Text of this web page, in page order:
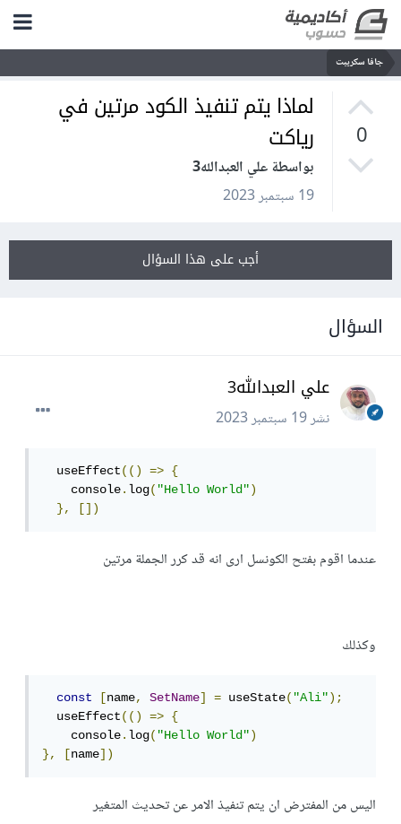
جافا سكريبت
0
لماذا يتم تنفيذ الكود مرتين في
رياكت
بواسطة علي العبدالله3
19 سبتمبر 2023
أجب على هذا السؤال
السؤال
علي العبدالله3
نشر19 سبتمبر 2023
  useEffect
(() =>
{
    console
.log("Hello World")
},
[])
عندما اقوم بفتح الكونسل ارى انه قد كرر الجملة مرتين
وكذلك
const [name, SetName] = useState("Ali");
  useEffect
(() =>
{
    console
.log("Hello World")
},
[name])
اليس من المفترض ان يتم تنفيذ الامر عن تحديث المتغير